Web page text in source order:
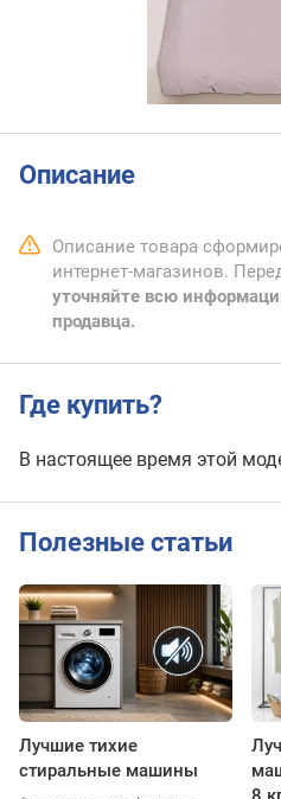
Описание
Описание товара
интернет-магазинов.
уточняйте всю
продавца.
Где купить?
В настоящее время этой
Полезные статьи
Лучшие тихие
стиральные машины